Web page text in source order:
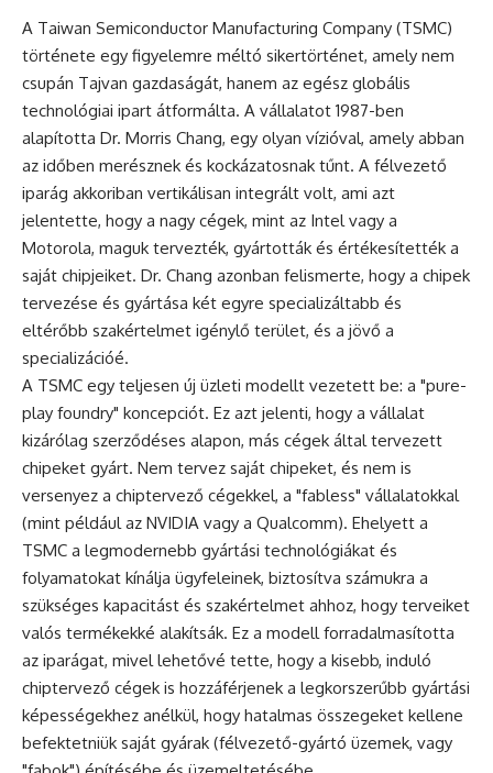
A Taiwan Semiconductor Manufacturing Company (TSMC)
története egy figyelemre méltó sikertörténet, amely nem
csupán Tajvan gazdaságát, hanem az egész globális
technológiai ipart átformálta. A vállalatot 1987-ben
alapította Dr. Morris Chang, egy olyan vízióval, amely abban
az időben merésznek és kockázatosnak tűnt. A félvezető
iparág akkoriban vertikálisan integrált volt, ami azt
jelentette, hogy a nagy cégek, mint az Intel vagy a
Motorola, maguk tervezték, gyártották és értékesítették a
saját chipjeiket. Dr. Chang azonban felismerte, hogy a chipek
tervezése és gyártása két egyre specializáltabb és
eltérőbb szakértelmet igénylő terület, és a jövő a
specializációé.
A TSMC egy teljesen új üzleti modellt vezetett be: a "pure-
play foundry" koncepciót. Ez azt jelenti, hogy a vállalat
kizárólag szerződéses alapon, más cégek által tervezett
chipeket gyárt. Nem tervez saját chipeket, és nem is
versenyez a chiptervező cégekkel, a "fabless" vállalatokkal
(mint például az NVIDIA vagy a Qualcomm). Ehelyett a
TSMC a legmodernebb gyártási technológiákat és
folyamatokat kínálja ügyfeleinek, biztosítva számukra a
szükséges kapacitást és szakértelmet ahhoz, hogy terveiket
valós termékekké alakítsák. Ez a modell forradalmasította
az iparágat, mivel lehetővé tette, hogy a kisebb, induló
chiptervező cégek is hozzáférjenek a legkorszerűbb gyártási
képességekhez anélkül, hogy hatalmas összegeket kellene
befektetniük saját gyárak (félvezető-gyártó üzemek, vagy